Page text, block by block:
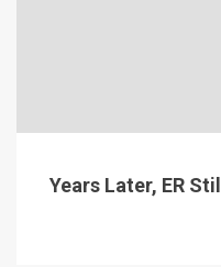
24 Years Later, ER